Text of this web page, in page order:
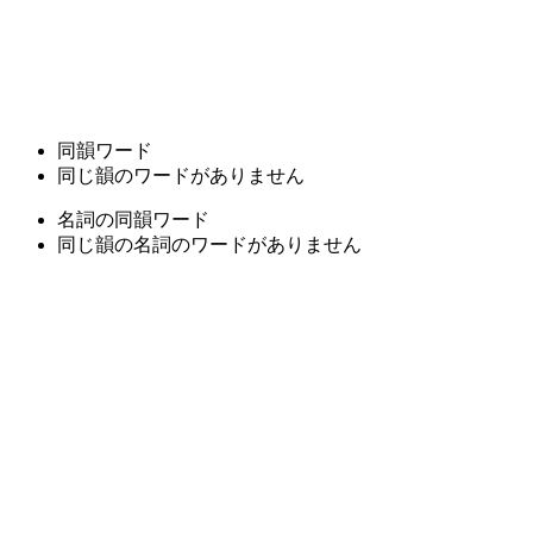
同韻ワード
同じ韻のワードがありません
名詞の同韻ワード
同じ韻の名詞のワードがありません